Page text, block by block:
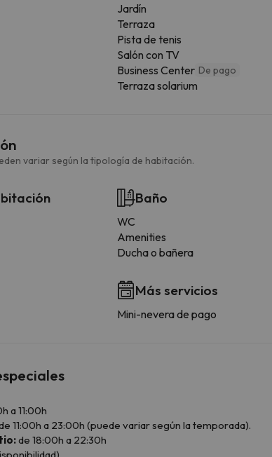
Jardín
Terraza
Pista de tenis
Salón con TV
Business Center De pago
Terraza solarium
variar según la tipología de habitación.
Baño
WC
Amenities
Ducha o bañera
Más servicios
Mini-nevera de pago
a 11:00h
11:00h a 23:00h (puede variar según la temporada).
de 18:00h a 22:30h